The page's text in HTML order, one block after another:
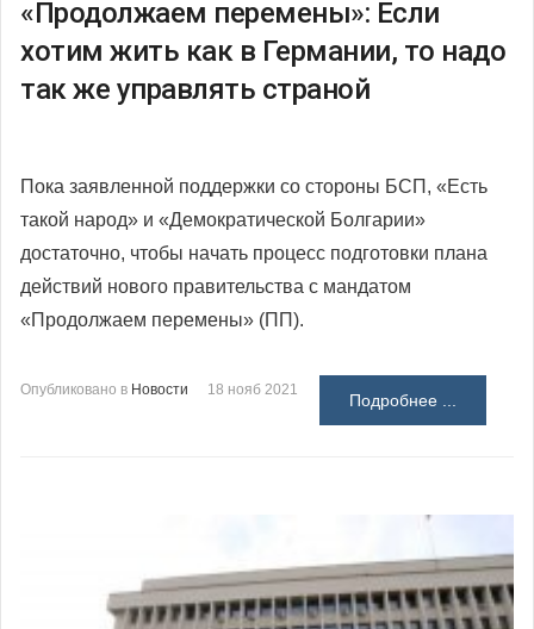
«Продолжаем перемены»: Если
хотим жить как в Германии, то надо
так же управлять страной
Пока заявленной поддержки со стороны БСП, «Есть
такой народ» и «Демократической Болгарии»
достаточно, чтобы начать процесс подготовки плана
действий нового правительства с мандатом
«Продолжаем перемены» (ПП).
Опубликовано в Новости 18 нояб 2021
Подробнее ...